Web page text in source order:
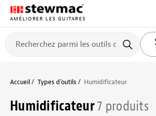
AMÉLIORER LES GUITARES
Accueil Types d’outils Humidificateur
Humidificateur7 produits